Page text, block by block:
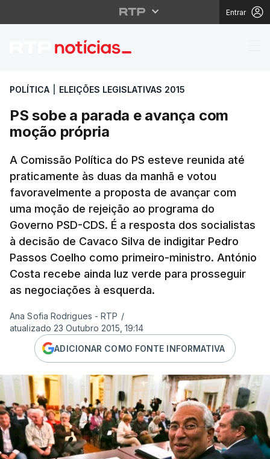
Entrar
PS sobe a parada e
POLÍTICA ELEIÇÕES LEGISLATIVAS 2015
PS sobe a parada e avança com
moção própria
A Comissão Política do PS esteve reunida até
praticamente às duas da manhã e votou
favoravelmente a proposta de avançar com
uma moção de rejeição ao programa do
Governo PSD-CDS. É a resposta dos socialistas
à decisão de Cavaco Silva de indigitar Pedro
Passos Coelho como primeiro-ministro. António
Costa recebe ainda luz verde para prosseguir
as negociações à esquerda.
Ana Sofia Rodrigues - RTP /
atualizado 23 Outubro 2015, 19:14
ADICIONAR COMO FONTE INFORMATIVA